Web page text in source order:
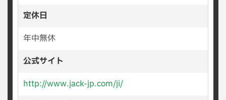
定休日
年中無休
公式サイト
http://www.jack-jp.com/ji/